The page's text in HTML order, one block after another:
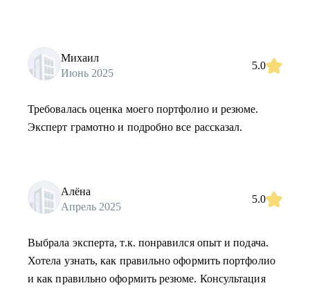
Михаил
Июнь 2025
5.0
Требовалась оценка моего портфолио и резюме.
Эксперт грамотно и подробно все рассказал.
Алёна
Апрель 2025
5.0
Выбрала эксперта, т.к. понравился опыт и подача.
Хотела узнать, как правильно оформить портфолио
и как правильно оформить резюме. Консультация